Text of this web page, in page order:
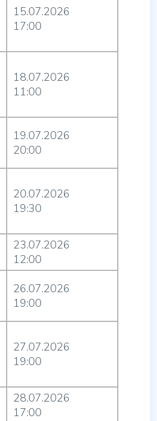
15.07.2026
17:00
18.07.2026
11:00
19.07.2026
20:00
20.07.2026
19:30
23.07.2026
12:00
26.07.2026
19:00
27.07.2026
19:00
28.07.2026
17:00